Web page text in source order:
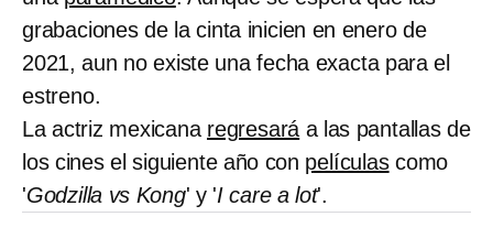
grabaciones de la cinta inicien en enero de
2021, aun no existe una fecha exacta para el
estreno.
La actriz mexicana regresará a las pantallas de
los cines el siguiente año con películascomo
'Godzilla vs Kong' y 'I care a lot'.